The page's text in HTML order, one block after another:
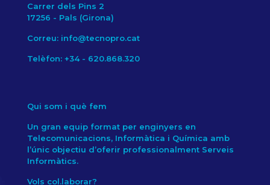
Carrer dels Pins 2
17256 - Pals (Girona)
Correu: info@tecnopro.cat
Telèfon: +34 - 620.868.320
Qui som i què fem
Un gran equip format per enginyers en
Telecomunicacions, Informàtica i Química amb
l’únic objectiu d’oferir professionalment Serveis
Informàtics.
Vols col.laborar?